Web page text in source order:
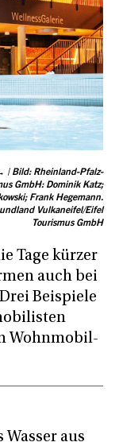
| Bild: Rheinland-Pfalz-
GmbH: Dominik Katz;
Frank Hegemann.
Vulkaneifel/Eifel
Tourismus GmbH
Tage kürzer
auch bei
Beispiele
Wohnmobil-
aus